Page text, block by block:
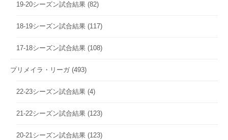
19-20シーズン試合結果 (82)
18-19シーズン試合結果 (117)
17-18シーズン試合結果 (108)
プリメイラ・リーガ (493)
22-23シーズン試合結果 (4)
21-22シーズン試合結果 (123)
20-21シーズン試合結果 (123)